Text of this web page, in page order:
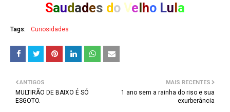
Saudades do Ve ho Lu a
Tags: Curiosidades
MAIS RECENTES
1 ano sem a rainha do riso e sua
exurberância
ANTIGOS
MULTIRÃO DE BAIXO É SÓ
ESGOTO.